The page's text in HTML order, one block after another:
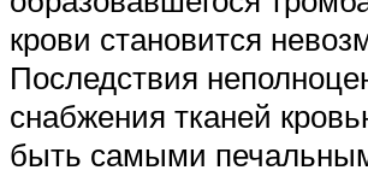
крови становится
Последствия
снабжения тканей
быть самыми